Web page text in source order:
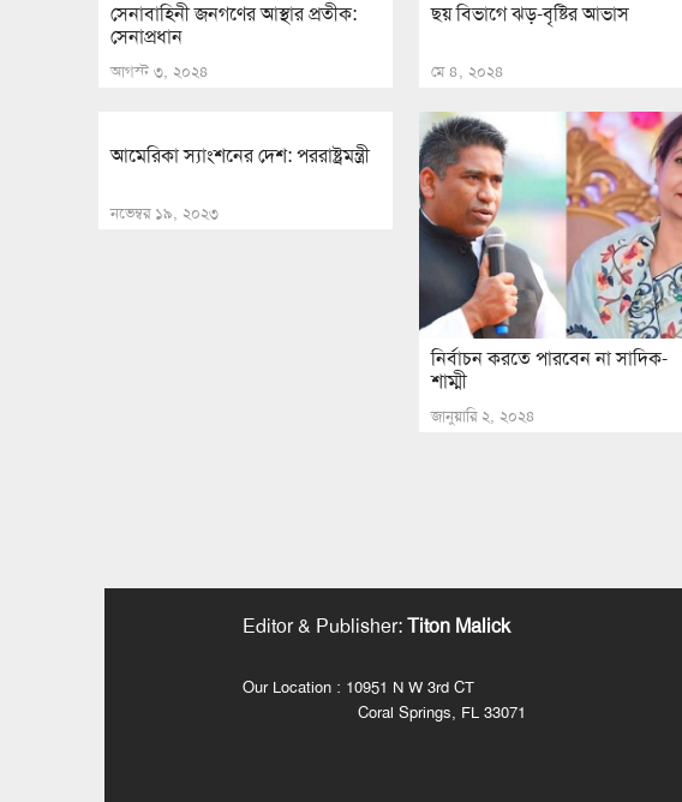
সেনাবাহিনী জনগণের আস্থার প্রতীক:
সেনাপ্রধান
আগস্ট ৩, ২০২৪
ছয় বিভাগে ঝড়-বৃষ্টির আভাস
মে ৪, ২০২৪
আমেরিকা স্যাংশনের দেশ: পররাষ্ট্রমন্ত্রী
নভেম্বর ১৯, ২০২৩
নির্বাচন করতে পারবেন না সাদিক-
শাম্মী
জানুয়ারি ২, ২০২৪
Editor & Publisher:Titon Malick
Our Location : 10951 N W 3rd CT
Coral Springs, FL 33071